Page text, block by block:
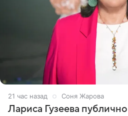
21 час назад Соня Жарова
Лариса Гузеева